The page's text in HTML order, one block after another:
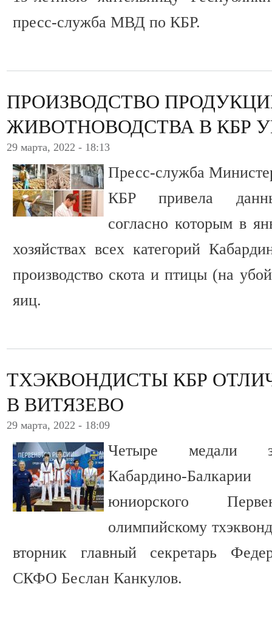
пресс-служба МВД по КБР.
ПРОИЗВОДСТВО
ЖИВОТНОВОДСТВА В КБР
29 марта, 2022 - 18:13
Пресс-служба
КБР привела
согласно которым в
хозяйствах всех категорий
производство скота и птицы (на
яиц.
ТХЭКВОНДИСТЫ КБР
В ВИТЯЗЕВО
29 марта, 2022 - 18:09
Четыре медали
Кабардино-
юниорского
олимпийскому
вторник главный секретарь
СКФО Беслан Канкулов.